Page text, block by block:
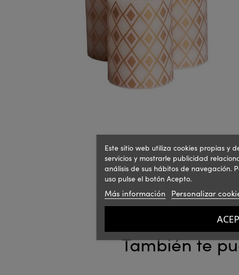
También te
Este sitio web utiliza cookies propias y
servicios y mostrarle publicidad
análisis de sus hábitos de navegación.
uso pulse el botón Acepto.
Más información Personalizar